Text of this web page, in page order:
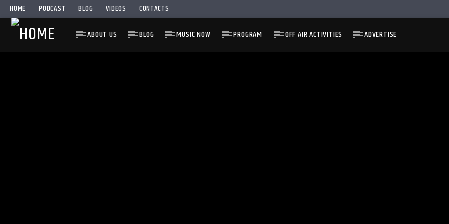
HOME PODCAST BLOG VIDEOS CONTACTS
ABOUT US BLOG MUSIC NOW PROGRAM OFF AIR ACTIVITIES ADVERTISE